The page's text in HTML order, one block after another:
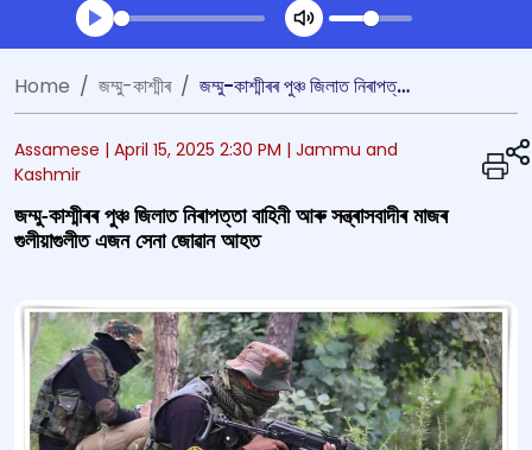
Transcript summary
খেলা অডিঅ' দপুুরের খবর
Home জম্মু-কাশ্মীৰ জম্মু-কাশ্মীৰৰ পুঞ্চ জিলাত নিৰাপত্তা বাহিনী আৰু সন্ত্ৰাসবাদীৰ মাজৰ গুলীয়াগুলীত এজন সেনা জোৱান আহত
Assamese | April 15, 2025 2:30 PM | Jammu and
Kashmir
জম্মু-কাশ্মীৰৰ পুঞ্চ জিলাত নিৰাপত্তা বাহিনী আৰু সন্ত্ৰাসবাদীৰ মাজৰ
গুলীয়াগুলীত এজন সেনা জোৱান আহত